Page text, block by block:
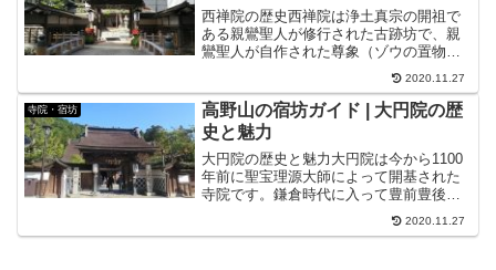
西禅院の歴史西禅院は浄土真宗の開祖で
ある親鸞聖人が修行された古跡坊で、親
鸞聖人が自作された尊象（ゾウの置物）
がされた寺院です。寺院内の美しく仏教
色の強い欄間や庭園は戦後建立されたも
のばかりで、色鮮やかに寺院内を飾りま
す。そうかと思えば、仏教...
2020.11.27
寺院・宿坊
高野山の宿坊ガイド | 大円院の歴
史と魅力
大円院の歴史と魅力大円院は今から1100
年前に聖宝理源大師によって開基された
寺院です。鎌倉時代に入って豊前豊後の
国の大名だった大友能直と師檀の契りを
かわして以来大円院には歴代の藩主から
2020.11.27